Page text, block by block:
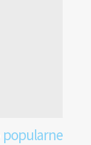
popularne